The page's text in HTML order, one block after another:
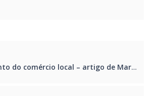
comércio local – artigo de Marcello Richa